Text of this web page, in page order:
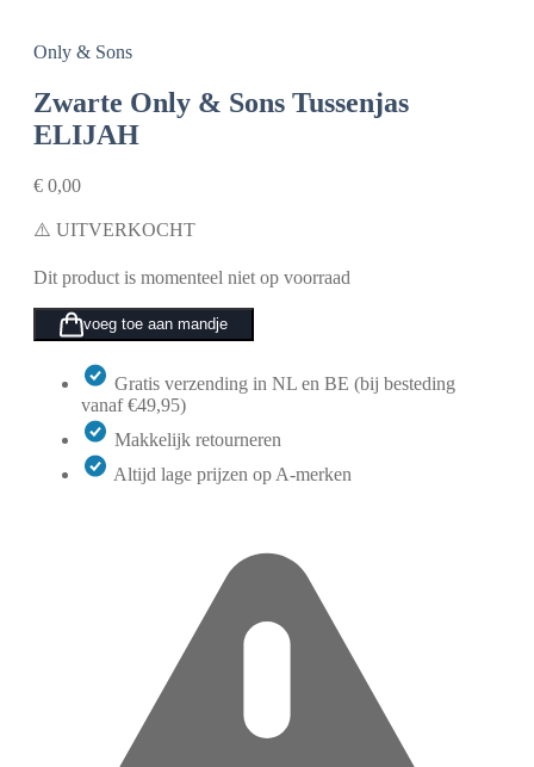
Only & Sons
Zwarte Only & Sons Tussenjas
ELIJAH
€ 0,00
⚠️ UITVERKOCHT
Dit product is momenteel niet op voorraad
voeg toe aan mandje
Gratis verzending in NL en BE (bij besteding
vanaf €49,95)
Makkelijk retourneren
Altijd lage prijzen op A-merken